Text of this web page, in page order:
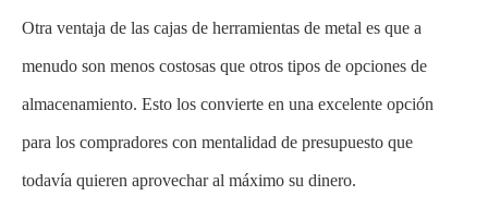
Otra ventaja de las cajas de herramientas de metal es que a
menudo son menos costosas que otros tipos de opciones de
almacenamiento. Esto los convierte en una excelente opción
para los compradores con mentalidad de presupuesto que
todavía quieren aprovechar al máximo su dinero.